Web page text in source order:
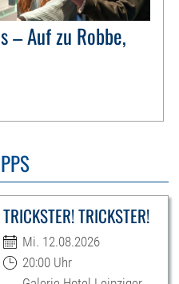
– Auf zu Robbe,
TRICKSTER! TRICKSTER!
Mi. 12.08.2026
20:00 Uhr